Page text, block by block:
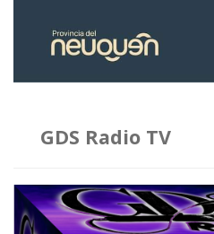
GDS Radio TV